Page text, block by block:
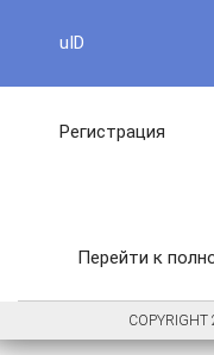
uID
Регистрация
Перейти к
COPYRIGHT